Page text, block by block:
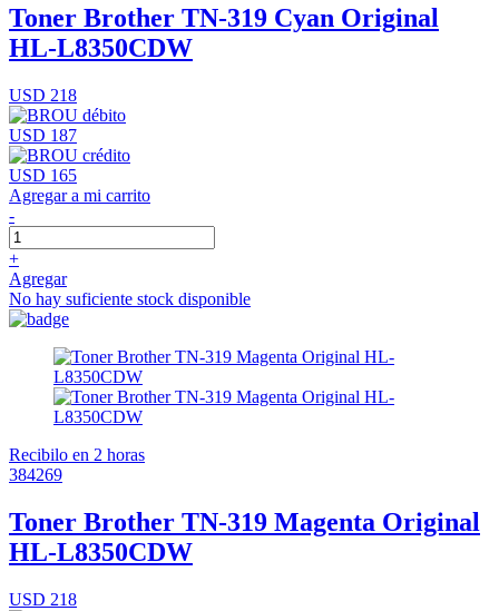
Toner Brother TN-319 Cyan Original
HL-L8350CDW
USD 218
USD 187
USD 165
Agregar a mi carrito
-
+
Agregar
No hay suficiente stock disponible
Recibilo en 2 horas
384269
Toner Brother TN-319 Magenta Original
HL-L8350CDW
USD 218